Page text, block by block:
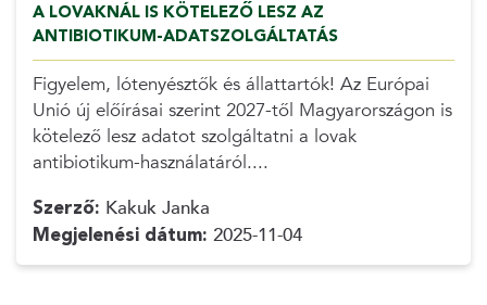
A LOVAKNÁL IS KÖTELEZŐ LESZ AZ
ANTIBIOTIKUM-ADATSZOLGÁLTATÁS
Figyelem, lótenyésztők és állattartók! Az Európai
Unió új előírásai szerint 2027-től Magyarországon is
kötelező lesz adatot szolgáltatni a lovak
antibiotikum-használatáról....
Szerző: Kakuk Janka
Megjelenési dátum: 2025-11-04